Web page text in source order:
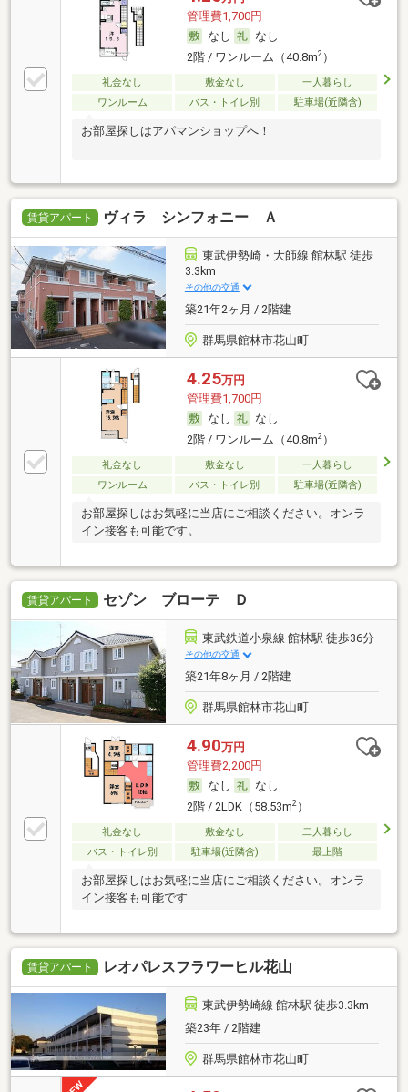
管理費1,700円
なし
なし
2階 / ワンルーム（40.8m2）
礼金なし 敷金なし
一人暮らし
ワンルーム
バス・トイレ別 駐車場(近隣含)
お部屋探しはアパマンショップへ！
賃貸アパート ヴィラ シンフォニー Ａ
東武伊勢崎・大師線 館林駅 徒歩
3.3km
その他の交通
築21年2ヶ月 / 2階建
群馬県館林市花山町
4.25万円
管理費1,700円
なし
なし
2階 / ワンルーム（40.8m2）
礼金なし 敷金なし
一人暮らし
ワンルーム
バス・トイレ別 駐車場(近隣含)
お部屋探しはお気軽に当店にご相談ください。オンラ
イン接客も可能です。
賃貸アパート セゾン ブローテ Ｄ
東武鉄道小泉線 館林駅 徒歩36分
その他の交通
築21年8ヶ月 / 2階建
群馬県館林市花山町
4.90万円
管理費2,200円
なし
なし
2階 / 2LDK（58.53m2）
礼金なし 敷金なし
二人暮らし
バス・トイレ別
駐車場(近隣含) 最上階
お部屋探しはお気軽に当店にご相談ください。オンラ
イン接客も可能です
賃貸アパート レオパレスフラワーヒル花山
東武伊勢崎線 館林駅 徒歩3.3km
築23年 / 2階建
群馬県館林市花山町